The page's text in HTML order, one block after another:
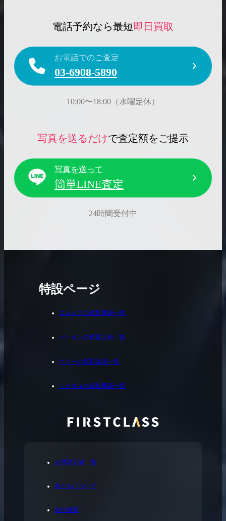
電話予約なら最短即日買取
お電話でのご査定
03-6908-5890
10:00〜18:00（水曜定休）
写真を送るだけで査定額をご提示
写真を送って
簡単LINE査定
24時間受付中
お買取実績一覧
私たちについて
会社概要
特設ページ
エルメスの買取実績一覧
バーキンの買取実績一覧
ケリーの買取実績一覧
シャネルの買取実績一覧